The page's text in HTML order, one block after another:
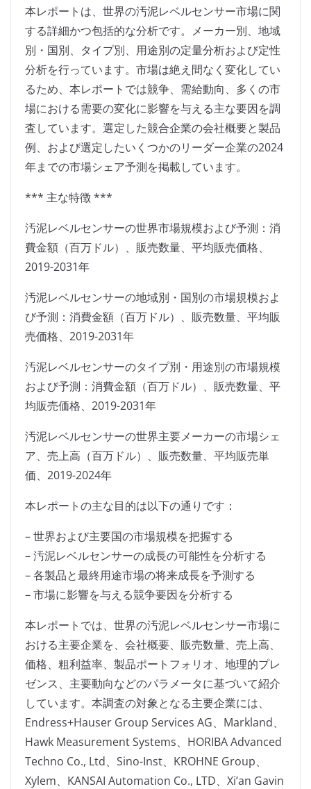
本レポートは、世界の汚泥レベルセンサー市場に関
する詳細かつ包括的な分析です。メーカー別、地域
別・国別、タイプ別、用途別の定量分析および定性
分析を行っています。市場は絶え間なく変化してい
るため、本レポートでは競争、需給動向、多くの市
場における需要の変化に影響を与える主な要因を調
査しています。選定した競合企業の会社概要と製品
例、および選定したいくつかのリーダー企業の2024
年までの市場シェア予測を掲載しています。
*** 主な特徴 ***
汚泥レベルセンサーの世界市場規模および予測：消
費金額（百万ドル）、販売数量、平均販売価格、
2019-2031年
汚泥レベルセンサーの地域別・国別の市場規模およ
び予測：消費金額（百万ドル）、販売数量、平均販
売価格、2019-2031年
汚泥レベルセンサーのタイプ別・用途別の市場規模
および予測：消費金額（百万ドル）、販売数量、平
均販売価格、2019-2031年
汚泥レベルセンサーの世界主要メーカーの市場シェ
ア、売上高（百万ドル）、販売数量、平均販売単
価、2019-2024年
本レポートの主な目的は以下の通りです：
– 世界および主要国の市場規模を把握する
– 汚泥レベルセンサーの成長の可能性を分析する
– 各製品と最終用途市場の将来成長を予測する
– 市場に影響を与える競争要因を分析する
本レポートでは、世界の汚泥レベルセンサー市場に
おける主要企業を、会社概要、販売数量、売上高、
価格、粗利益率、製品ポートフォリオ、地理的プレ
ゼンス、主要動向などのパラメータに基づいて紹介
しています。本調査の対象となる主要企業には、
Endress+Hauser Group Services AG、Markland、
Hawk Measurement Systems、HORIBA Advanced
Techno Co., Ltd、Sino-Inst、KROHNE Group、
Xylem、KANSAI Automation Co., LTD、Xi’an Gavin